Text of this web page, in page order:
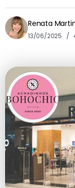
Renata
13/06/2025